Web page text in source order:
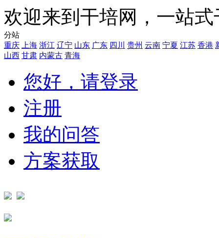
欢迎来到干培网，一站
分站
重庆
上海 浙江 辽宁 山东 广东 四川 贵州 云南 宁夏 江苏 香港
山西 甘肃 内蒙古 青海
您好，请登录
注册
我的问答
方案获取